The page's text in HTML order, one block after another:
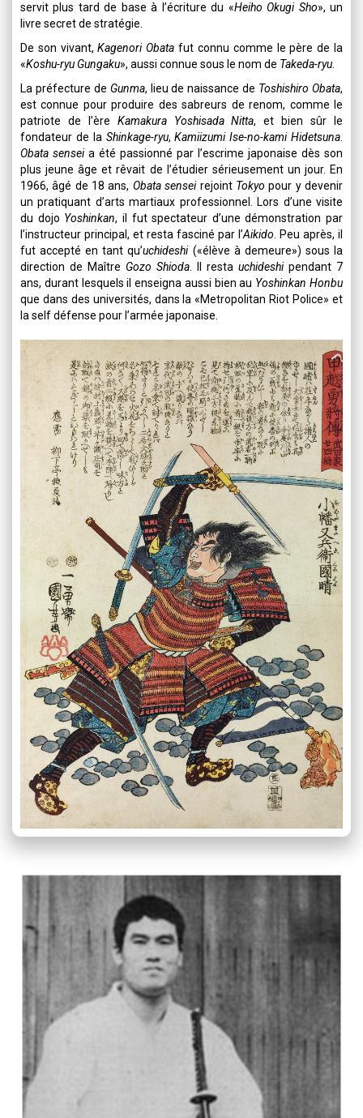
servit plus tard de base à l’écriture du «Heiho Okugi Sho», un
livre secret de stratégie.
De son vivant,Kagenori Obata fut connu comme le père de la
«Koshu-ryu Gungaku», aussi connue sous le nom de Takeda-ryu
La préfecture de Gunma, lieu de naissance de Toshishiro Obata,
est connue pour produire des sabreurs de renom, comme le
patriote de l’ère KamakuraYoshisada Nitta, et bien sûr le
fondateur de la Shinkage-ryu,Kamiizumi Ise-no-kami Hidetsuna
Obata senseia été passionné par l’escrime japonaise dès son
plus jeune âge et rêvait de l’étudier sérieusement un jour. En
1966, âgé de 18 ans, Obata senseirejoint Tokyo pour y devenir
un pratiquant d’arts martiaux professionnel. Lors d’une visite
du dojo Yoshinkan, il fut spectateur d’une démonstration par
l’instructeur principal, et resta fasciné par l’Aikido . Peu après, il
fut accepté en tant qu’uchideshi(«élève à demeure») sous la
direction de Maître Gozo Shioda . Il resta uchideshipendant 7
ans, durant lesquels il enseigna aussi bien au Yoshinkan Honbu
que dans des universités, dans la «Metropolitan Riot Police» et
la self défense pour l’armée japonaise.
Partie